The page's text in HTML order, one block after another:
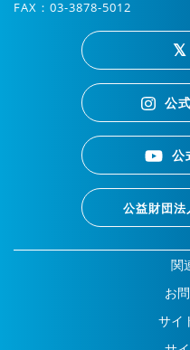
FAX：03-3878-5012
公
公
公益財団
関
お
サイ